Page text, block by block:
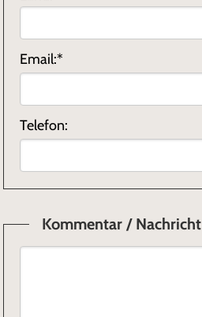
Email:*
Telefon:
Kommentar / Nachricht